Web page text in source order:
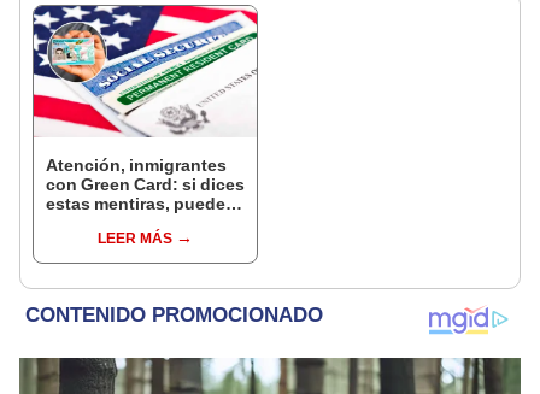
Atención, inmigrantes
con Green Card: si dices
estas mentiras, puedes
permanente en Estados
Unidos
LEER MÁS